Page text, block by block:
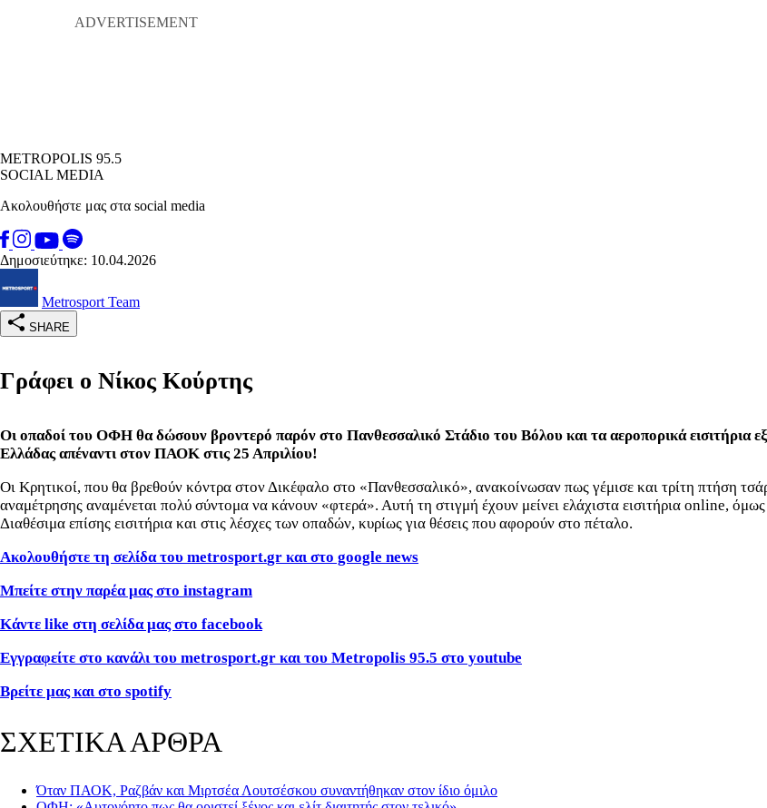
METROPOLIS 95.5
SOCIAL MEDIA
Ακολουθήστε μας στα social media
Δημοσιεύτηκε: 10.04.2026
Metrosport Team
SHARE
Γράφει ο Νίκος Κούρτης
Οι οπαδοί του ΟΦΗ θα δώσουν βροντερό παρόν στο Πανθεσσαλικό Στάδιο του Βόλου και τα αεροπορικά εισιτήρια
Ελλάδας απέναντι στον ΠΑΟΚ στις 25 Απριλίου!
Οι Κρητικοί, που θα βρεθούν κόντρα στον Δικέφαλο στο «Πανθεσσαλικό», ανακοίνωσαν πως γέμισε και τρίτη πτήση
αναμέτρησης αναμένεται πολύ σύντομα να κάνουν «φτερά». Αυτή τη στιγμή έχουν μείνει ελάχιστα εισιτήρια online,
Διαθέσιμα επίσης εισιτήρια και στις λέσχες των οπαδών, κυρίως για θέσεις που αφορούν στο πέταλο.
Ακολουθήστε τη σελίδα του metrosport.gr και στο google news
Μπείτε στην παρέα μας στο instagram
Κάντε like στη σελίδα μας στο facebook
Εγγραφείτε στο κανάλι του metrosport.gr και του Metropolis 95.5 στο youtube
Βρείτε μας και στο spotify
ΣΧΕΤΙΚΑ ΑΡΘΡΑ
Όταν ΠΑΟΚ, Ραζβάν και Μιρτσέα Λουτσέσκου συναντήθηκαν στον ίδιο όμιλο